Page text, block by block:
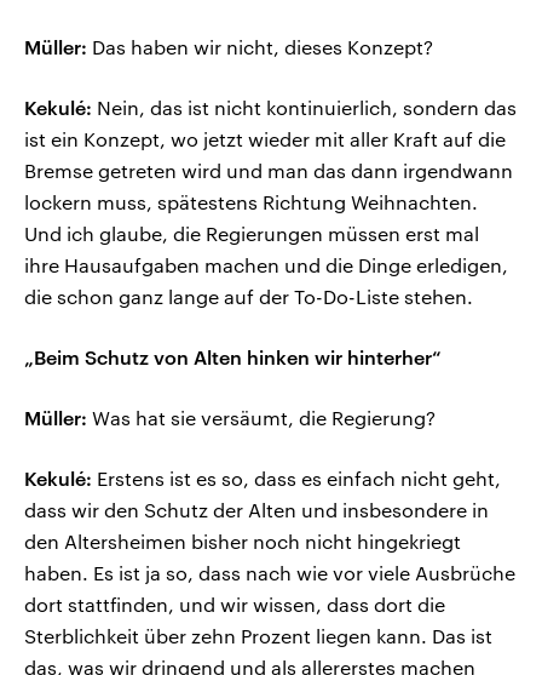
Müller: Das haben wir nicht, dieses Konzept?
Kekulé: Nein, das ist nicht kontinuierlich, sondern das
ist ein Konzept, wo jetzt wieder mit aller Kraft auf die
Bremse getreten wird und man das dann irgendwann
lockern muss, spätestens Richtung Weihnachten.
Und ich glaube, die Regierungen müssen erst mal
ihre Hausaufgaben machen und die Dinge erledigen,
die schon ganz lange auf der To-Do-Liste stehen.
„Beim Schutz von Alten hinken wir hinterher“
Müller: Was hat sie versäumt, die Regierung?
Kekulé: Erstens ist es so, dass es einfach nicht geht,
dass wir den Schutz der Alten und insbesondere in
den Altersheimen bisher noch nicht hingekriegt
haben. Es ist ja so, dass nach wie vor viele Ausbrüche
dort stattfinden, und wir wissen, dass dort die
Sterblichkeit über zehn Prozent liegen kann. Das ist
das, was wir dringend und als allererstes machen